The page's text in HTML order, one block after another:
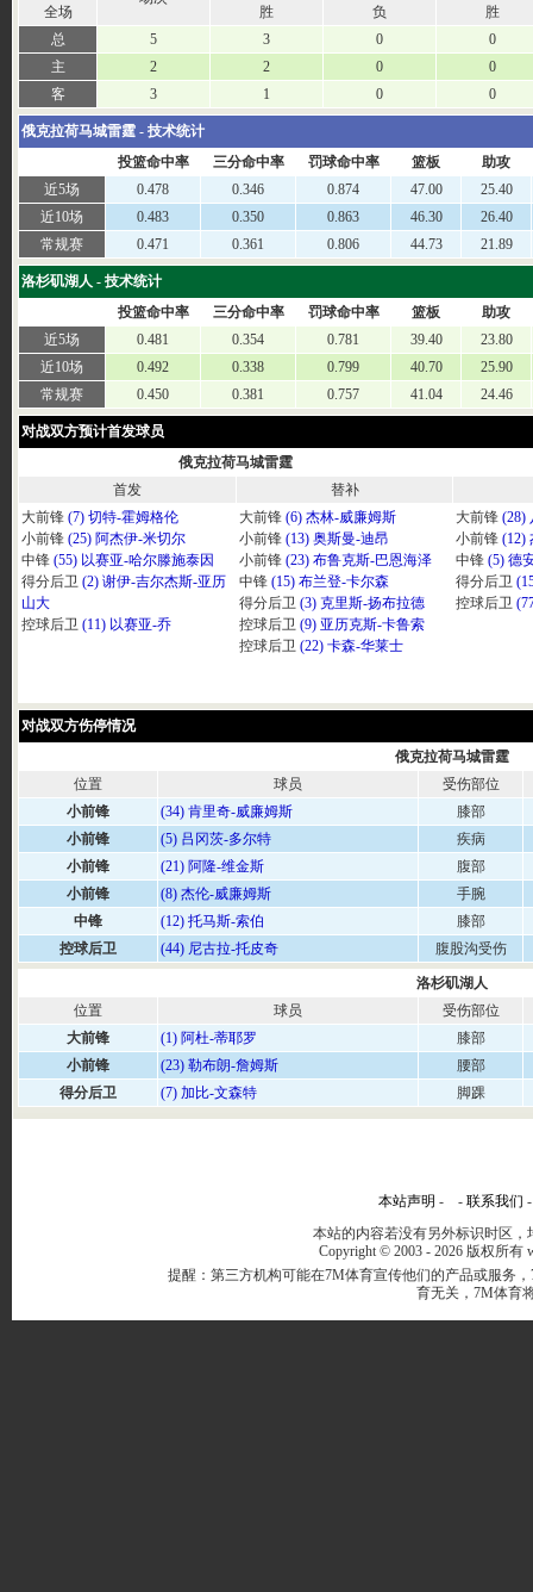
全场
胜 负
胜
总
5 3 0
0
主
2 2 0
0
客
3 1 0 0
俄克拉荷马城雷霆 - 技术统计
投篮命中率
三分命中率 罚球命中率 篮板
助攻
近5场
0.478 0.346 0.874 47.00
25.40
近10场
0.483 0.350 0.863 46.30
26.40
常规赛
0.471 0.361 0.806 44.73 21.89
洛杉矶湖人 - 技术统计
投篮命中率
三分命中率 罚球命中率 篮板
助攻
近5场
0.481 0.354 0.781 39.40
23.80
近10场
0.492 0.338 0.799 40.70
25.90
常规赛
0.450 0.381 0.757 41.04 24.46
对战双方预计首发球员
俄克拉荷马城雷霆
首发
替补
大前锋 (7) 切特-霍姆格伦
小前锋 (25) 阿杰伊-米切尔
中锋 (55) 以赛亚-哈尔滕施泰因
得分后卫 (2) 谢伊-吉尔杰斯-亚历
山大
控球后卫 (11) 以赛亚-乔
大前锋 (6) 杰林-威廉姆斯
小前锋 (13) 奥斯曼-迪昂
小前锋 (23) 布鲁克斯-巴恩海泽
中锋 (15) 布兰登-卡尔森
得分后卫 (3) 克里斯-扬布拉德
控球后卫 (9) 亚历克斯-卡鲁索
控球后卫 (22) 卡森-华莱士
大前锋 (28)
小前锋 (12)
中锋 (5) 德
得分后卫
控球后卫
对战双方伤停情况
俄克拉荷马城雷霆
位置
球员
受伤部位
小前锋
(34) 肯里奇-威廉姆斯
膝部
小前锋
(5) 吕冈茨-多尔特
疾病
小前锋
(21) 阿隆-维金斯
腹部
小前锋
(8) 杰伦-威廉姆斯
手腕
中锋
(12) 托马斯-索伯
膝部
控球后卫
(44) 尼古拉-托皮奇 腹股沟受伤
洛杉矶湖人
位置
球员
受伤部位
大前锋
(1) 阿杜-蒂耶罗
膝部
小前锋
(23) 勒布朗-詹姆斯
腰部
得分后卫
(7) 加比-文森特 脚踝
本站声明 - - 联系我们
本站的内容若没有另外标识时区
Copyright © 2003 - 2026 版权所有
提醒：第三方机构可能在7M体育宣传他们的产品或服务
育无关，7M体育